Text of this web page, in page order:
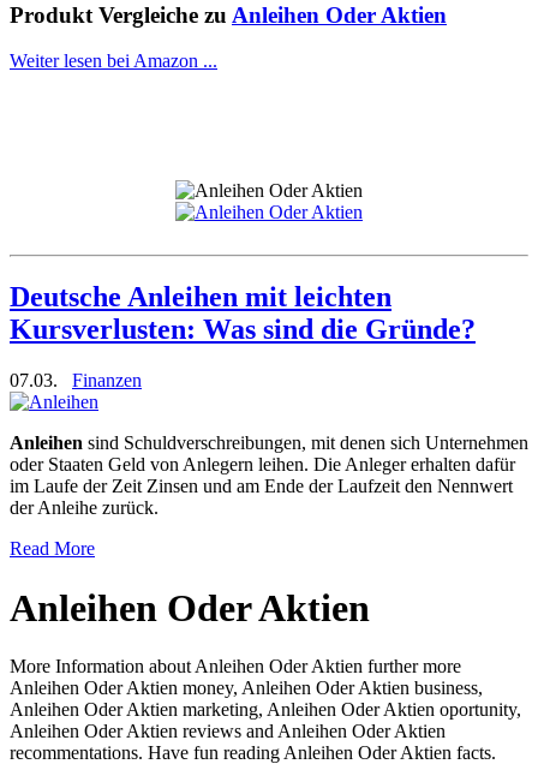
Produkt Vergleiche zu Anleihen Oder Aktien
Weiter lesen bei Amazon ...
Deutsche Anleihen mit leichten
Kursverlusten: Was sind die Gründe?
07.03. Finanzen
Anleihen sind Schuldverschreibungen, mit denen sich Unternehmen
oder Staaten Geld von Anlegern leihen. Die Anleger erhalten dafür
im Laufe der Zeit Zinsen und am Ende der Laufzeit den Nennwert
der Anleihe zurück.
Read More
Anleihen Oder Aktien
More Information about Anleihen Oder Aktien further more
Anleihen Oder Aktien money, Anleihen Oder Aktien business,
Anleihen Oder Aktien marketing, Anleihen Oder Aktien oportunity,
Anleihen Oder Aktien reviews and Anleihen Oder Aktien
recommentations. Have fun reading Anleihen Oder Aktien facts.